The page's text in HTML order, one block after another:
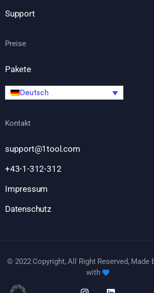
Support
Preise
Pakete
Deutsch
Kontakt
support@1tool.com
+43-1-312-312
Impressum
Datenschutz
© 2022 Copyright, All Right Reserved, Made
with